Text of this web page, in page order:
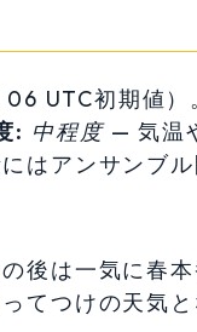
06 UTC初期値
: 中程度— 気温
はアンサンブル
後は一気に春
てつけの天気と